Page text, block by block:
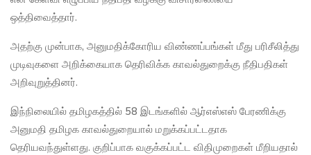
ஒத்திவைத்தார்.
அதற்கு முன்பாக, அனுமதிக்கோரிய விண்ணப்பங்கள் மீது பரிசீலித்து
முடிவுகளை அறிக்கையாக தெரிவிக்க காவல்துறைக்கு நீதிபதிகள்
அறிவுறுத்தினர்.
இந்நிலையில் தமிழகத்தில் 58 இடங்களில் ஆர்எஸ்எஸ் பேரணிக்கு
அனுமதி தமிழக காவல்துறையால் மறுக்கப்பட்டதாக
தெரியவந்துள்ளது. குறிப்பாக வகுக்கப்பட்ட விதிமுறைகள் மீறியதால்